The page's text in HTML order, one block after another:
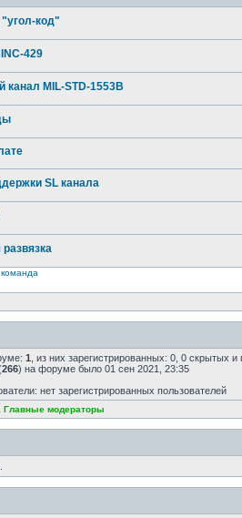
код"
429
канал MIL-STD-1553B
SL канала
1 , из них зарегистрированных: 0, 0 скрытых
266) на форуме было 01 сен 2021, 23:35
нет зарегистрированных пользователей
Главные модераторы